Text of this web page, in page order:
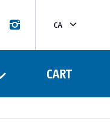
CA
CART